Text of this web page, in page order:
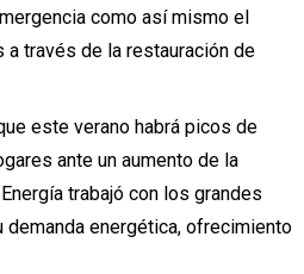
como así mismo el
través de la restauración de
este verano habrá picos de
ante un aumento de la
trabajó con los grandes
demanda energética, ofrecimiento